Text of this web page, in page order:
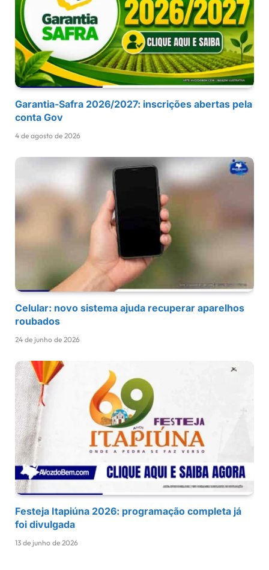
Garantia-Safra 2026/2027: inscrições abertas pela
conta Gov
4 de agosto de 2026
Celular: novo sistema ajuda recuperar aparelhos
roubados
24 de junho de 2026
Festeja Itapiúna 2026: programação completa já
foi divulgada
13 de junho de 2026